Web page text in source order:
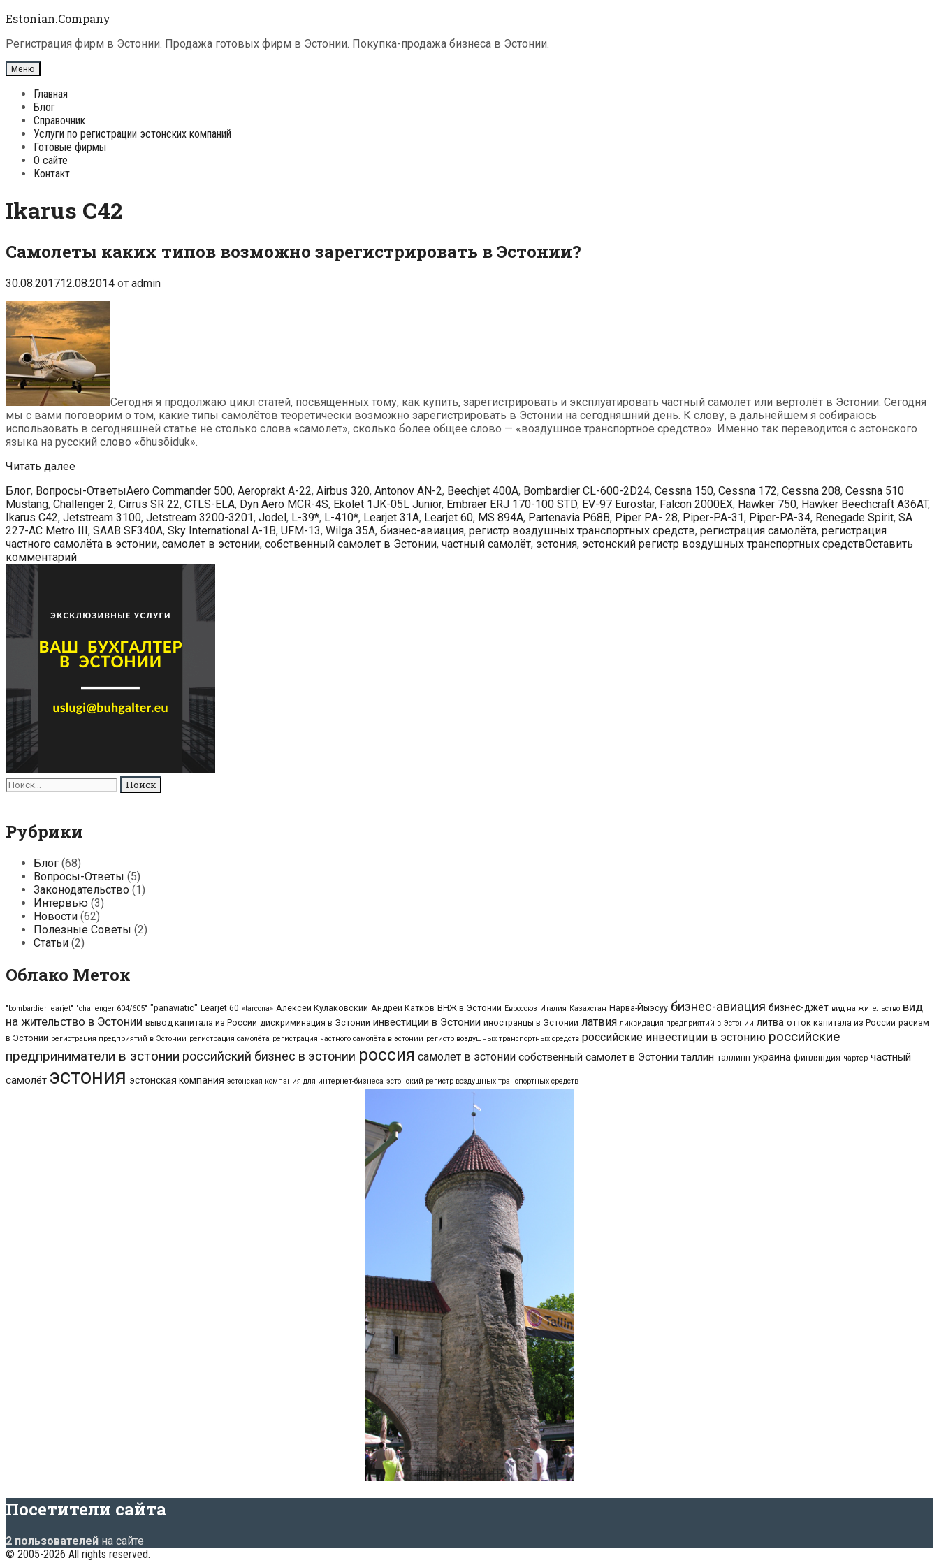
Перейти
содержимому
Estonian.Company
Регистрация фирм в Эстонии. Продажа готовых фирм в Эстонии. Покупка-продажа бизнеса в Эстонии.
Меню
Главная
Блог
Справочник
Услуги по регистрации эстонских компаний
Готовые фирмы
О сайте
Контакт
Ikarus C42
Самолеты каких типов возможно зарегистрировать в Эстонии?
30.08.201712.08.2014 от admin
Сегодня я продолжаю цикл статей, посвященных тому, как купить, зарегистрировать и эксплуатировать частный самолет или вертолёт в Эстонии. Сегодня
мы с вами поговорим о том, какие типы самолётов теоретически возможно зарегистрировать в Эстонии на сегодняшний день. К слову, в дальнейшем я собираюсь
использовать в сегодняшней статье не столько слова «самолет», сколько более общее слово — «воздушное транспортное средство». Именно так переводится с эстонского
языка на русский слово «õhusõiduk».
Читать далееСамолеты
типов
возможно
зарегистрировать
в
Эстонии?
Рубрики
Блог, Вопросы-ОтветыМетки
Aero Commander 500, Aeroprakt A-22, Airbus 320, Antonov AN-2, Beechjet 400A, Bombardier CL-600-2D24, Cessna 150, Cessna 172, Cessna 208, Cessna 510
Mustang, Challenger 2, Cirrus SR 22, CTLS-ELA, Dyn Aero MCR-4S, Ekolet 1JK-05L Junior, Embraer ERJ 170-100 STD, EV-97 Eurostar, Falcon 2000EX, Hawker 750, Hawker Beechcraft A36AT,
Ikarus C42, Jetstream 3100, Jetstream 3200-3201, Jodel, L-39*, L-410*, Learjet 31A, Learjet 60, MS 894A, Partenavia P68B, Piper PA- 28, Piper-PA-31, Piper-PA-34, Renegade Spirit, SA
227-AC Metro III, SAAB SF340A, Sky International A-1B, UFM-13, Wilga 35A, бизнес-авиация, регистр воздушных транспортных средств, регистрация самолёта, регистрация
частного самолёта в эстонии, самолет в эстонии, собственный самолет в Эстонии, частный самолёт, эстония, эстонский регистр воздушных транспортных средствОставить
комментарий
Поиск
для:
Рубрики
Блог (68)
Вопросы-Ответы (5)
Законодательство (1)
Интервью (3)
Новости (62)
Полезные Советы (2)
Статьи (2)
Облако Меток
"bombardier learjet" "challenger 604/605" "panaviatic" Learjet 60 «tarcona» Алексей Кулаковский Андрей Катков ВНЖ в Эстонии Евросоюз Италия Казахстан Нарва-Йыэсуу бизнес-авиация бизнес-джет вид на жительство вид
на жительство в Эстонии вывод капитала из России дискриминация в Эстонии инвестиции в Эстонии иностранцы в Эстонии латвия ликвидация предприятий в Эстонии литва отток капитала из России расизм
в Эстонии регистрация предприятий в Эстонии регистрация самолёта регистрация частного самолёта в эстонии регистр воздушных транспортных средств российские инвестиции в эстонию российские
предприниматели в эстонии российский бизнес в эстонии россия самолет в эстонии собственный самолет в Эстонии таллин таллинн украина финляндия чартер частный
самолёт эстония эстонская компания эстонская компания для интернет-бизнеса эстонский регистр воздушных транспортных средств
Посетители сайта
2 пользователей на сайте
© 2005-2026 All rights reserved.